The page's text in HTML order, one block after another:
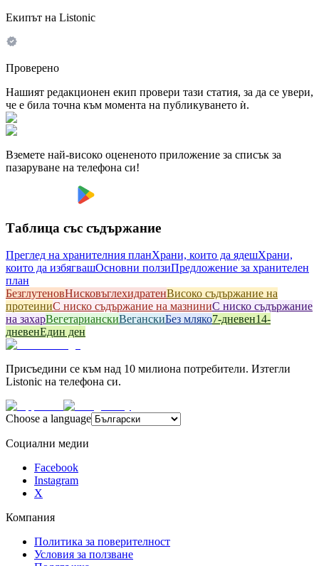
Екипът на Listonic
Проверено
Нашият редакционен екип провери тази статия, за да се увери,
че е била точна към момента на публикуването ѝ.
Вземете най-високо оцененото приложение за списък за
пазаруване на телефона си!
Таблица със съдържание
Преглед на хранителния планХрани, които да ядешХрани,
които да избягвашОсновни ползиПредложение за хранителен
план
БезглутеновHисковъглехидратенВисоко съдържание на
протеиниС ниско съдържание на мазниниС ниско съдържание
на захарВегетарианскиВеганскиБез мляко7-дневен14-
дневенЕдин ден
Присъедини се към над 10 милиона потребители. Изтегли
Listonic на телефона си.
Choose a language
Социални медии
Facebook
Instagram
X
Компания
Политика за поверителност
Условия за ползване